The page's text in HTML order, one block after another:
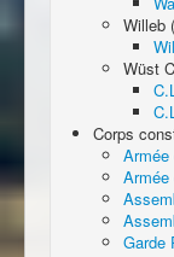
Willeb
Wüst
Corps
Armée
Armée
Garde